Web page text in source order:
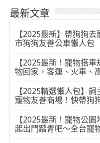
最新文章
【2025最新】帶狗狗
市狗狗友善公車懶人包
【2025最新！寵物搭
物回家，客運、火車、
【2025精選懶人包】
寵物友善商場！快帶狗
【2025最新！寵物公
起出門踏青吧～全台寵